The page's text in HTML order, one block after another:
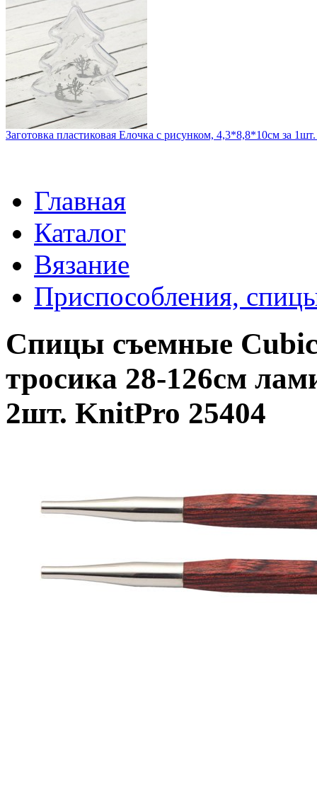
Заготовка пластиковая Елочка с рисунком, 4,3*8,8*10см за
Главная
Каталог
Вязание
Приспособления,
Спицы съемные
тросика 28-126см
2шт. KnitPro 25404